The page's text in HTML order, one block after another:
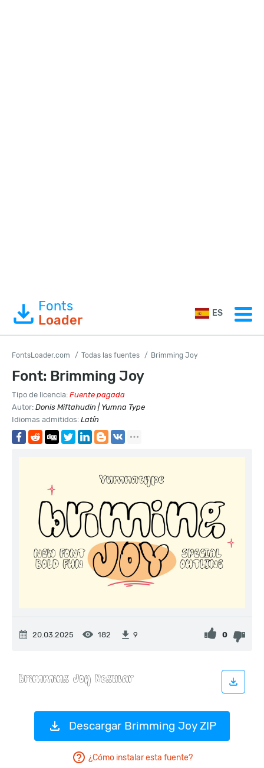
Fonts
Loader
ES
FontsLoader.com Todas las fuentes Brimming Joy
Font: Brimming Joy
Tipo de licencia: Fuente pagada
Autor: Donis Miftahudin | Yumna Type
Idiomas admitidos: Latín
20.03.2025 182 9 0
Descargar Brimming Joy ZIP
¿Cómo instalar esta fuente?